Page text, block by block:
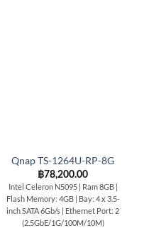
Qnap TS-1264U-RP-8G
฿78,200.00
Intel Celeron N5095 | Ram 8GB |
Flash Memory: 4GB | Bay: 4 x 3.5-
inch SATA 6Gb/s | Ethernet Port: 2
(2.5GbE/1G/100M/10M)